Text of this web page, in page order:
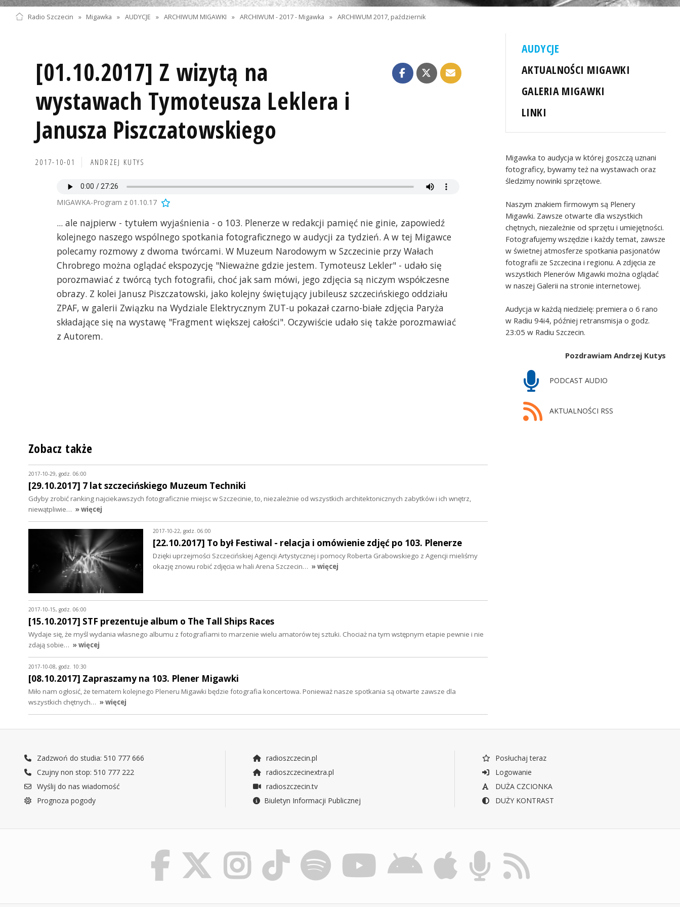
Radio Szczecin » Migawka » AUDYCJE » ARCHIWUM MIGAWKI » ARCHIWUM - 2017 - Migawka » ARCHIWUM 2017, październik
[01.10.2017] Z wizytą na
wystawach Tymoteusza Leklera i
Janusza Piszczatowskiego
2017-10-01 ANDRZEJ KUTYS
MIGAWKA-Program z 01.10.17
... ale najpierw - tytułem wyjaśnienia - o 103. Plenerze w redakcji pamięć nie ginie, zapowiedź
kolejnego naszego wspólnego spotkania fotograficznego w audycji za tydzień. A w tej Migawce
polecamy rozmowy z dwoma twórcami. W Muzeum Narodowym w Szczecinie przy Wałach
Chrobrego można oglądać ekspozycję "Nieważne gdzie jestem. Tymoteusz Lekler" - udało się
porozmawiać z twórcą tych fotografii, choć jak sam mówi, jego zdjęcia są niczym współczesne
obrazy. Z kolei Janusz Piszczatowski, jako kolejny świętujący jubileusz szczecińskiego oddziału
ZPAF, w galerii Związku na Wydziale Elektrycznym ZUT-u pokazał czarno-białe zdjęcia Paryża
składające się na wystawę "Fragment większej całości". Oczywiście udało się także porozmawiać
z Autorem.
AUDYCJE
AKTUALNOŚCI MIGAWKI
GALERIA MIGAWKI
LINKI
Migawka to audycja w której goszczą uznani
fotograficy, bywamy też na wystawach oraz
śledzimy nowinki sprzętowe.
Naszym znakiem firmowym są Plenery
Migawki. Zawsze otwarte dla wszystkich
chętnych, niezależnie od sprzętu i umiejętności.
Fotografujemy wszędzie i każdy temat, zawsze
w świetnej atmosferze spotkania pasjonatów
fotografii ze Szczecina i regionu. A zdjęcia ze
wszystkich Plenerów Migawki można oglądać
w naszej Galerii na stronie internetowej.
Audycja w każdą niedzielę: premiera o 6 rano
w Radiu 94i4, później retransmisja o godz.
23:05 w Radiu Szczecin.
Pozdrawiam Andrzej Kutys
PODCAST AUDIO
AKTUALNOŚCI RSS
Zobacz także
2017-10-29, godz. 06:00
[29.10.2017] 7 lat szczecińskiego Muzeum Techniki
Gdyby zrobić ranking najciekawszych fotograficznie miejsc w Szczecinie, to, niezależnie od wszystkich architektonicznych zabytków i ich wnętrz,
niewątpliwie… » więcej
2017-10-22, godz. 06:00
[22.10.2017] To był Festiwal - relacja i omówienie zdjęć po 103. Plenerze
Dzięki uprzejmości Szczecińskiej Agencji Artystycznej i pomocy Roberta Grabowskiego z Agencji mieliśmy
okazję znowu robić zdjęcia w hali Arena Szczecin… » więcej
2017-10-15, godz. 06:00
[15.10.2017] STF prezentuje album o The Tall Ships Races
Wydaje się, że myśl wydania własnego albumu z fotografiami to marzenie wielu amatorów tej sztuki. Chociaż na tym wstępnym etapie pewnie i nie
zdają sobie… » więcej
2017-10-08, godz. 10:30
[08.10.2017] Zapraszamy na 103. Plener Migawki
Miło nam ogłosić, że tematem kolejnego Pleneru Migawki będzie fotografia koncertowa. Ponieważ nasze spotkania są otwarte zawsze dla
wszystkich chętnych… » więcej
Zadzwoń do studia: 510 777 666
Czujny non stop: 510 777 222
Wyślij do nas wiadomość
Prognoza pogody
radioszczecin.pl
radioszczecinextra.pl
radioszczecin.tv
Biuletyn Informacji Publicznej
Posłuchaj teraz
Logowanie
DUŻA CZCIONKA
DUŻY KONTRAST